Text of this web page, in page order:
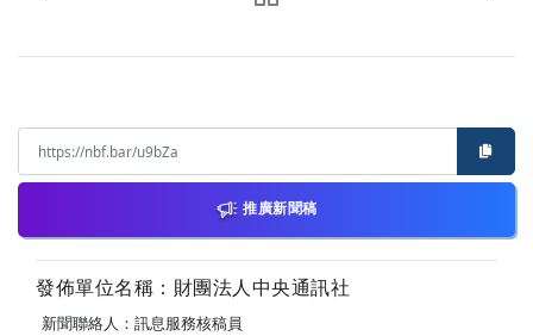
推廣新聞稿
發佈單位名稱：財團法人中央通訊社
新聞聯絡人：訊息服務核稿員